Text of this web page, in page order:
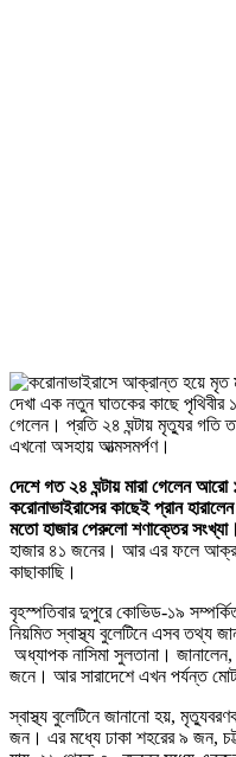
দেশে গত ২৪ ঘন্টায় মারা গেলেন আরো
করোনাভাইরাসের কাছেই প্রান
মতো হাজার পেরুলো শণাক্তের সংখ্যা।
হাজার ৪১ জনের। আর এর ফলে
কাছাকাছি।
বৃহস্পতিবার দুপুরে কোভিড-১৯
নিয়মিত স্বাস্থ্য বুলেটিনে এসব তথ্য
অধ্যাপক নাসিমা সুলতানা।
জনে। আর সারাদেশে এখন পর্যন্ত
স্বাস্থ্য বুলেটিনে জানানো হয়,
জন। এর মধ্যে ঢাকা শহরের ৯ জন,